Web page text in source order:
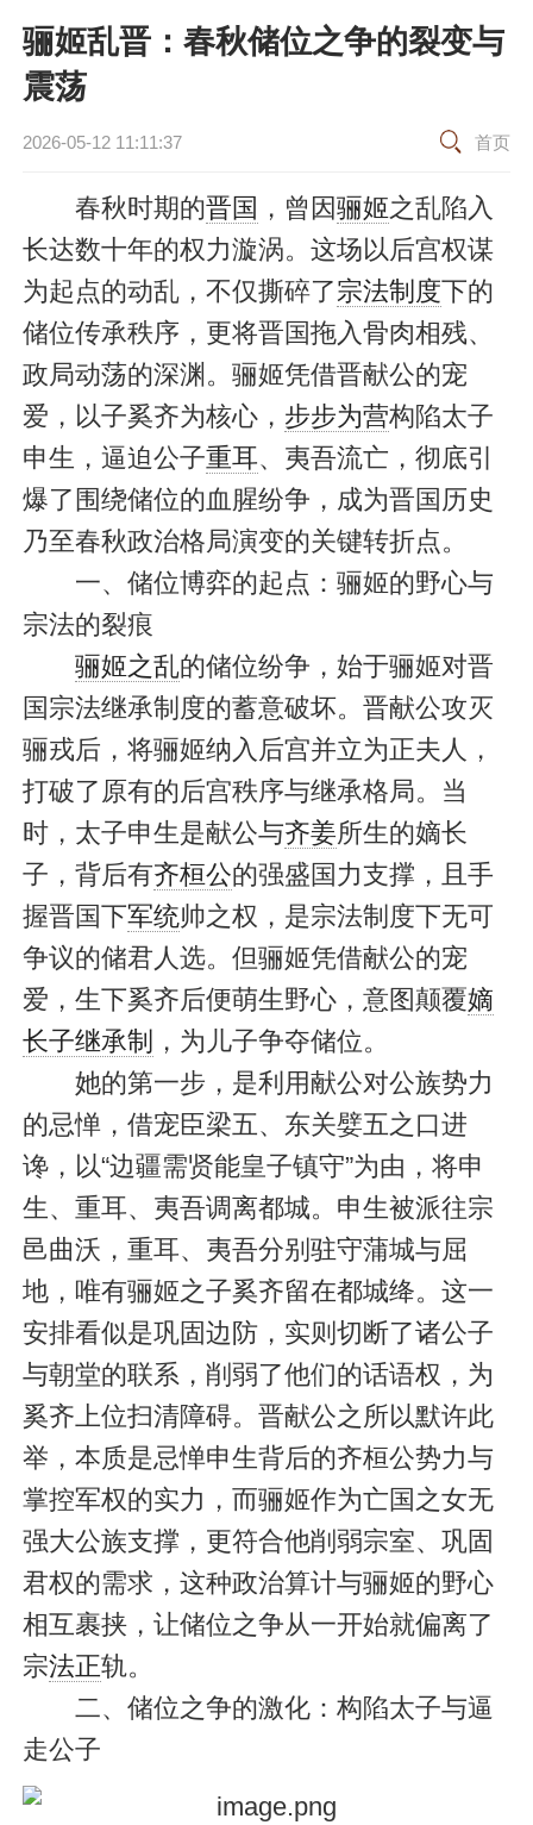
骊姬乱晋：春秋储位之争的裂变与
震荡
2026-05-12 11:11:37 首页
春秋时期的晋国 ，曾因骊姬之乱陷入
长达数十年的权力漩涡。这场以后宫权谋
为起点的动乱，不仅撕碎了宗法制度下的
储位传承秩序，更将晋国拖入骨肉相残、
政局动荡的深渊。骊姬凭借晋献公的宠
爱，以子奚齐为核心， 步步为营构陷太子
申生，逼迫公子重耳、夷吾流亡，彻底引
爆了围绕储位的血腥纷争，成为晋国历史
乃至春秋政治格局演变的关键转折点。
一、储位博弈的起点：骊姬的野心与
宗法的裂痕
骊姬之乱的储位纷争，始于骊姬对晋
国宗法继承制度的蓄意破坏。晋献公攻灭
骊戎后，将骊姬纳入后宫并立为正夫人，
打破了原有的后宫秩序与继承格局。当
时，太子申生是献公与齐姜所生的嫡长
子，背后有齐桓公的强盛国力支撑，且手
握晋国下军统帅之权，是宗法制度下无可
争议的储君人选。但骊姬凭借献公的宠
爱，生下奚齐后便萌生野心，意图颠覆嫡
长子继承制
，为儿子争夺储位。
她的第一步，是利用献公对公族势力
的忌惮，借宠臣梁五、东关嬖五之口进
谗，以“边疆需贤能皇子镇守”为由，将申
生、重耳、夷吾调离都城。申生被派往宗
邑曲沃，重耳、夷吾分别驻守蒲城与屈
地，唯有骊姬之子奚齐留在都城绛。这一
安排看似是巩固边防，实则切断了诸公子
与朝堂的联系，削弱了他们的话语权，为
奚齐上位扫清障碍。晋献公之所以默许此
举，本质是忌惮申生背后的齐桓公势力与
掌控军权的实力，而骊姬作为亡国之女无
强大公族支撑，更符合他削弱宗室、巩固
君权的需求，这种政治算计与骊姬的野心
相互裹挟，让储位之争从一开始就偏离了
宗法正轨。
二、储位之争的激化：构陷太子与逼
走公子